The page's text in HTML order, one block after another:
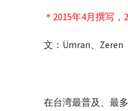
＊2015年4月撰写
文：Ümran、Zeren
在台湾最普及、最